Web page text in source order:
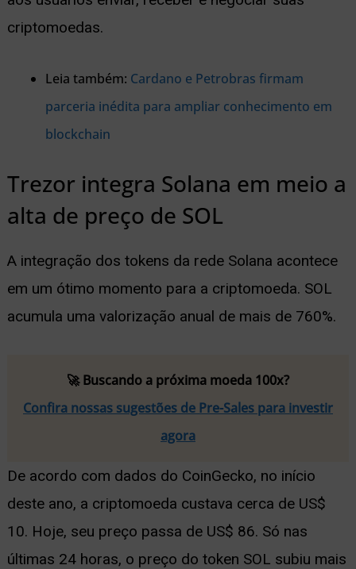
criptomoedas.
Leia também: Cardano e Petrobras firmam
parceria inédita para ampliar conhecimento em
blockchain
Trezor integra Solana em meio a
alta de preço de SOL
A integração dos tokens da rede Solana acontece
em um ótimo momento para a criptomoeda. SOL
acumula uma valorização anual de mais de 760%.
🚀 Buscando a próxima moeda 100x?
Confira nossas sugestões de Pre-Sales para investir
agora
De acordo com dados do CoinGecko, no início
deste ano, a criptomoeda custava cerca de US$
10. Hoje, seu preço passa de US$ 86. Só nas
últimas 24 horas, o preço do token SOL subiu mais